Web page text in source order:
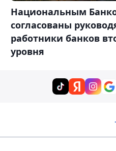
Национальным
согласованы
работники банков
уровня